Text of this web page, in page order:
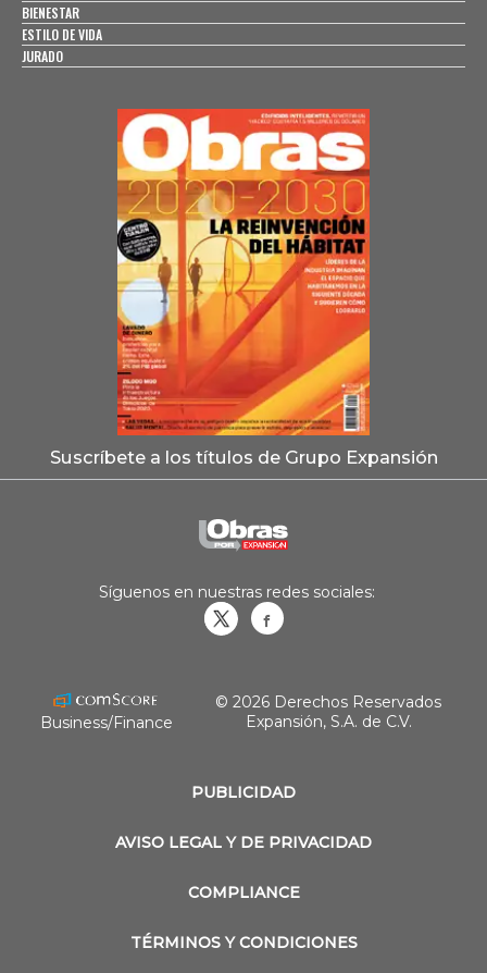
BIENESTAR
ESTILO DE VIDA
JURADO
Suscríbete a los títulos de Grupo Expansión
PUBLICIDAD
AVISO LEGAL Y DE PRIVACIDAD
COMPLIANCE
TÉRMINOS Y CONDICIONES
Síguenos en nuestras redes sociales:
Business/Finance
© 2026 Derechos Reservados
Expansión, S.A. de C.V.